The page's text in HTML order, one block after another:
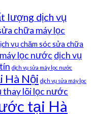
lượng dịch vụ
chữa máy lọc
vụ chăm sóc sửa chữa
lọc nước dịch vụ
dịch vụ sửa máy lọc nước
Hà Nội dịch vụ sửa máy lọc
thay lõi lọc nước
tại Hà